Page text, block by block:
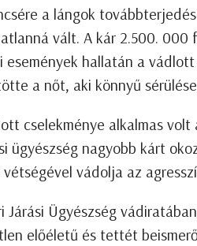
a lángok
vált. A kár 2.500. 000
események hallatán a
a nőt, aki könnyű
cselekménye alkalmas
ügyészség nagyobb kárt
vétségével vádolja az
Járási Ügyészség
előéletű és tettét